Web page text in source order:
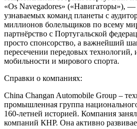
«Os Navegadores» («Навигаторы»),
узнаваемых команд планеты с
миллионов болельщиков по всему
партнёрство с Португальской
просто спонсорство, а важнейший
пересечении передовых технологий,
мобильности и мирового спорта.
Справки о компаниях:
China Changan Automobile Group –
промышленная группа
160-летней историей. Компания
компаний КНР. Она активно